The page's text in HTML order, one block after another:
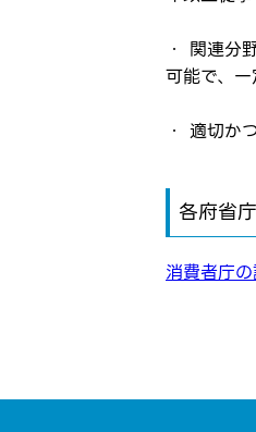
・ 関連分
可能で、
・ 適切か
各府省
消費者庁